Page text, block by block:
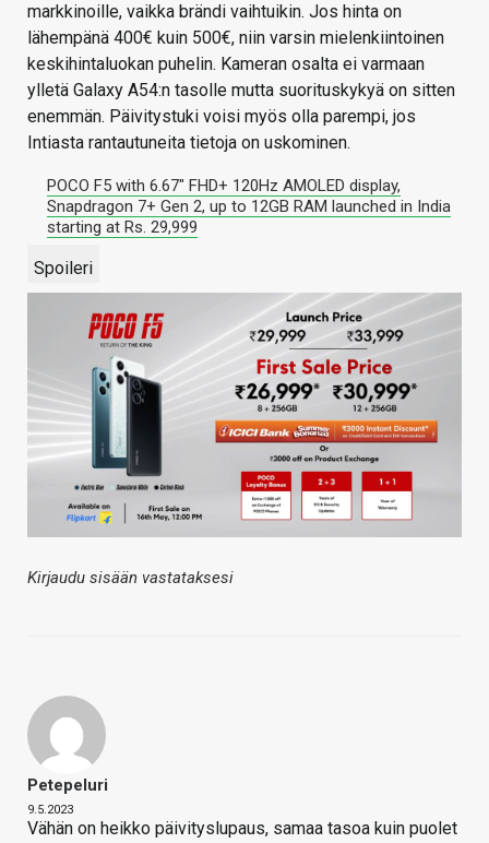
markkinoille, vaikka brändi vaihtuikin. Jos hinta on
lähempänä 400€ kuin 500€, niin varsin mielenkiintoinen
keskihintaluokan puhelin. Kameran osalta ei varmaan
ylletä Galaxy A54:n tasolle mutta suorituskykyä on sitten
enemmän. Päivitystuki voisi myös olla parempi, jos
Intiasta rantautuneita tietoja on uskominen.
POCO F5 with 6.67″ FHD+ 120Hz AMOLED display,
Snapdragon 7+ Gen 2, up to 12GB RAM launched in India
starting at Rs. 29,999
Spoileri
Kirjaudu sisään vastataksesi
Petepeluri
9.5.2023
Vähän on heikko päivityslupaus, samaa tasoa kuin puolet